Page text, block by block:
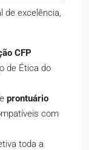
de excelência,
CFP
de Ética do
prontuário
com
toda a